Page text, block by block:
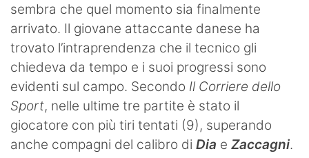
sembra che quel momento sia finalmente
arrivato. Il giovane attaccante danese ha
trovato l’intraprendenza che il tecnico gli
chiedeva da tempo e i suoi progressi sono
evidenti sul campo. Secondo Il Corriere dello
Sport, nelle ultime tre partite è stato il
giocatore con più tiri tentati (9), superando
anche compagni del calibro di Dia e Zaccagni.